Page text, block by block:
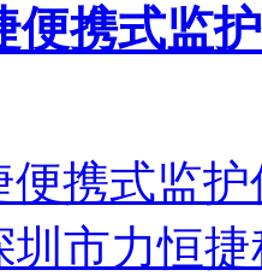
便携式监
便携式监
市力恒捷